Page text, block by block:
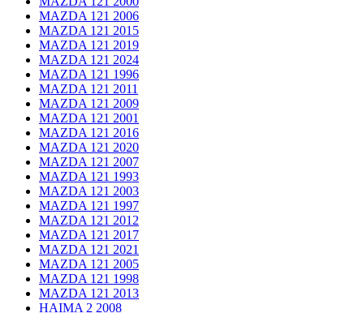
MAZDA 121 2006
MAZDA 121 2015
MAZDA 121 2019
MAZDA 121 2024
MAZDA 121 1996
MAZDA 121 2011
MAZDA 121 2009
MAZDA 121 2001
MAZDA 121 2016
MAZDA 121 2020
MAZDA 121 2007
MAZDA 121 1993
MAZDA 121 2003
MAZDA 121 1997
MAZDA 121 2012
MAZDA 121 2017
MAZDA 121 2021
MAZDA 121 2005
MAZDA 121 1998
MAZDA 121 2013
HAIMA 2 2008